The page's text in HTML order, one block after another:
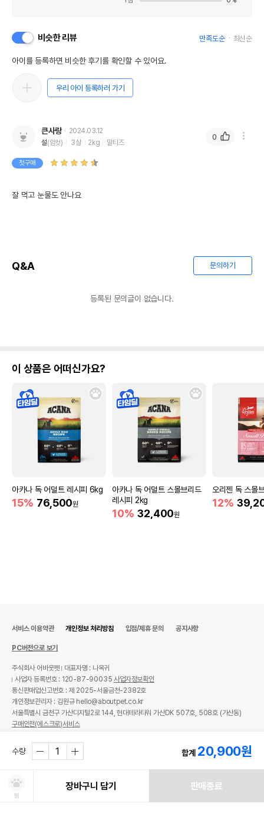
비슷한 리뷰 만족도순 최신순
아이를 등록하면 비슷한 후기를 확인할 수 있어요.
우리 아이 등록하러 가기
큰사랑
2024.03.12
설(암컷) 3살 2kg 말티즈
첫구매
잘 먹고 눈물도 안나요
0
Q&A 문의하기
등록된 문의글이 없습니다.
이 상품은 어떠신가요?
아카나 독 어덜트 레시피 6kg
15% 76,500원
아카나 독 어덜트 스몰브리드
레시피 2kg
10% 32,400원
오리젠 독 스몰
12%
수량 합계 20,900원
찜
장바구니 담기 판매종료
서비스 이용약관 개인정보 처리방침 입점/제휴 문의 공지사항
PC버전으로 보기
주식회사 어바웃펫
대표자명 : 나옥귀
사업자 등록번호 : 120-87-90035사업자정보확인
통신판매업신고번호 : 제 2025-서울금천-2382호
개인정보관리자 : 김원규 hello@aboutpet.co.kr
서울특별시 금천구 가산디지털2로 144, 현대테라타워 가산DK 507호, 508호 (가산동)
구매안전(에스크로)서비스